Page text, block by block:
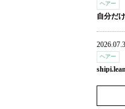
ヘアー
自分だ
ヘアー